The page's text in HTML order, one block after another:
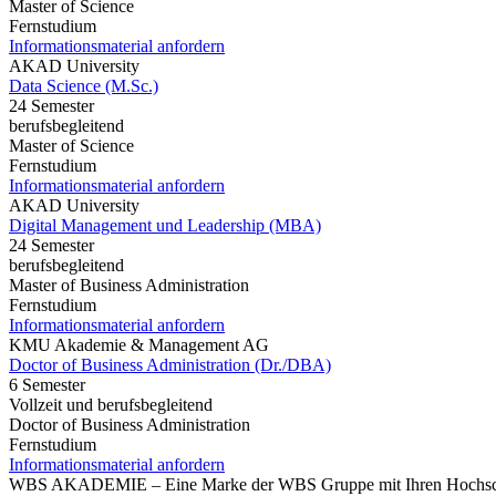
Master of Science
Fernstudium
Informationsmaterial anfordern
AKAD University
Data Science (M.Sc.)
24 Semester
berufsbegleitend
Master of Science
Fernstudium
Informationsmaterial anfordern
AKAD University
Digital Management und Leadership (MBA)
24 Semester
berufsbegleitend
Master of Business Administration
Fernstudium
Informationsmaterial anfordern
KMU Akademie & Management AG
Doctor of Business Administration (Dr./DBA)
6 Semester
Vollzeit und berufsbegleitend
Doctor of Business Administration
Fernstudium
Informationsmaterial anfordern
WBS AKADEMIE – Eine Marke der WBS Gruppe mit Ihren